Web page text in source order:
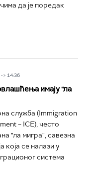
да је поредак
> 14:36
имају "ла
служба (Immigration
– ICE), често
"ла мигра", савезна
која се налази у
система